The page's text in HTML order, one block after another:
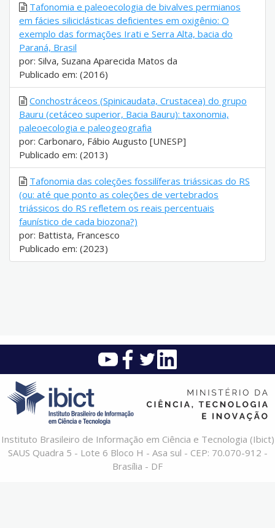
Tafonomia e paleoecologia de bivalves permianos
em fácies siliciclásticas deficientes em oxigênio: O
exemplo das formações Irati e Serra Alta, bacia do
Paraná, Brasil
por: Silva, Suzana Aparecida Matos da
Publicado em: (2016)
Conchostráceos (Spinicaudata, Crustacea) do grupo
Bauru (cetáceo superior, Bacia Bauru): taxonomia,
paleoecologia e paleogeografia
por: Carbonaro, Fábio Augusto [UNESP]
Publicado em: (2013)
Tafonomia das coleções fossilíferas triássicas do RS
(ou: até que ponto as coleções de vertebrados
triássicos do RS refletem os reais percentuais
faunístico de cada biozona?)
por: Battista, Francesco
Publicado em: (2023)
Instituto Brasileiro de Informação em Ciência e Tecnologia (Ibict)
SAUS Quadra 5 - Lote 6 Bloco H - Asa sul - CEP: 70.070-912 -
Brasília - DF